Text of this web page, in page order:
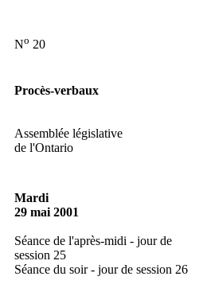
No 20
Procès-verbaux
Assemblée législative
de l'Ontario
Mardi
29 mai 2001
Séance de l'après-midi - jour de
session 25
Séance du soir - jour de session 26